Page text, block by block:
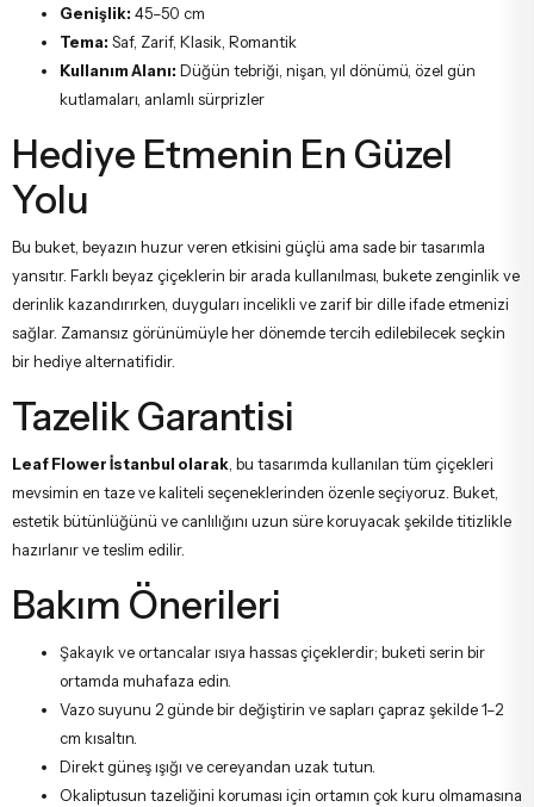
Genişlik: 45–50 cm
Tema: Saf, Zarif, Klasik, Romantik
Kullanım Alanı: Düğün tebriği, nişan, yıl dönümü, özel gün
kutlamaları, anlamlı sürprizler
Hediye Etmenin En Güzel
Yolu
Bu buket, beyazın huzur veren etkisini güçlü ama sade bir tasarımla
yansıtır. Farklı beyaz çiçeklerin bir arada kullanılması, bukete zenginlik ve
derinlik kazandırırken, duyguları incelikli ve zarif bir dille ifade etmenizi
sağlar. Zamansız görünümüyle her dönemde tercih edilebilecek seçkin
bir hediye alternatifidir.
Tazelik Garantisi
Leaf Flower İstanbul olarak , bu tasarımda kullanılan tüm çiçekleri
mevsimin en taze ve kaliteli seçeneklerinden özenle seçiyoruz. Buket,
estetik bütünlüğünü ve canlılığını uzun süre koruyacak şekilde titizlikle
hazırlanır ve teslim edilir.
Bakım Önerileri
Şakayık ve ortancalar ısıya hassas çiçeklerdir; buketi serin bir
ortamda muhafaza edin.
Vazo suyunu 2 günde bir değiştirin ve sapları çapraz şekilde 1–2
cm kısaltın.
Direkt güneş ışığı ve cereyandan uzak tutun.
Okaliptusun tazeliğini koruması için ortamın çok kuru olmamasına